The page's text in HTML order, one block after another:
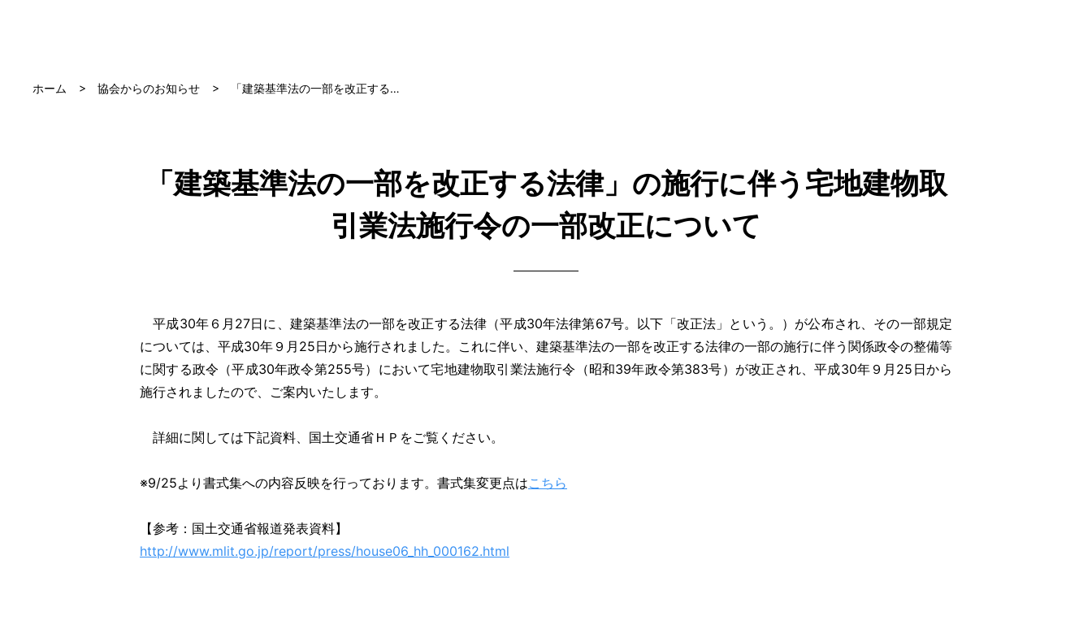
ホーム 協会からのお知らせ 「建築基準法の一部を改正する…
「建築基準法の一部を改正する法律」の施行に伴う宅地建物取
引業法施行令の一部改正について
平成30年６月27日に、建築基準法の一部を改正する法律（平成30年法律第67号。以下「改正法」という。）が公布され、その一部規定
については、平成30年９月25日から施行されました。これに伴い、建築基準法の一部を改正する法律の一部の施行に伴う関係政令の整備等
に関する政令（平成30年政令第255号）において宅地建物取引業法施行令（昭和39年政令第383号）が改正され、平成30年９月25日から
施行されましたので、ご案内いたします。
詳細に関しては下記資料、国土交通省ＨＰをご覧ください。
※9/25より書式集への内容反映を行っております。書式集変更点はこちら
【参考：国土交通省報道発表資料】
http://www.mlit.go.jp/report/press/house06_hh_000162.html